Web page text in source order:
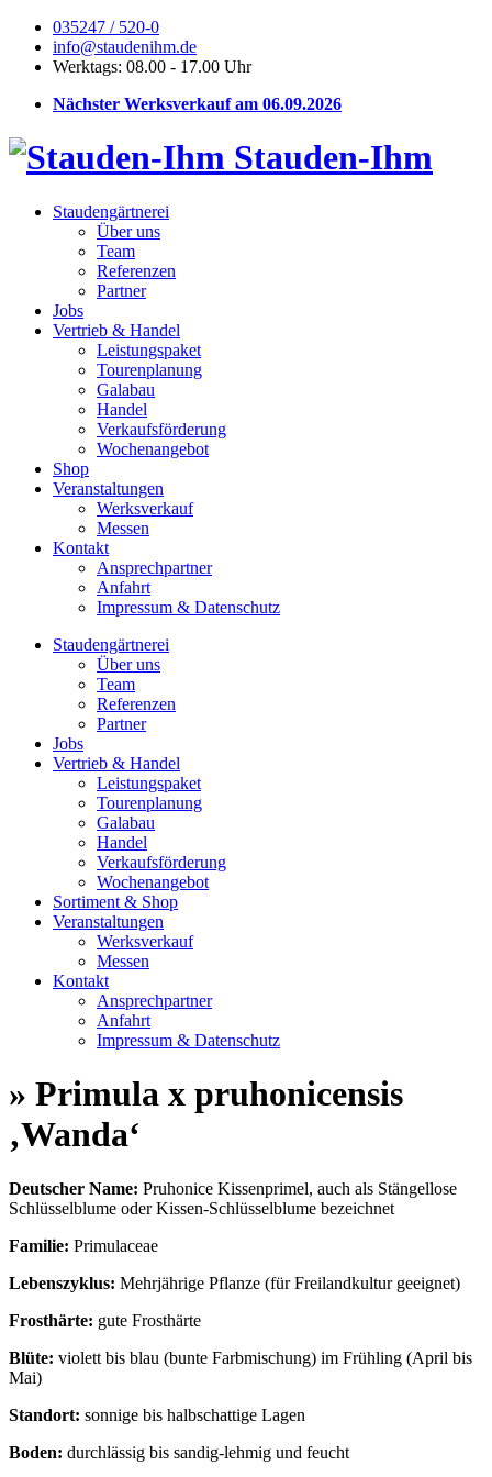
035247 / 520-0
info@staudenihm.de
Werktags: 08.00 - 17.00 Uhr
Nächster Werksverkauf am 06.09.2026
Stauden-Ihm
Staudengärtnerei
Über uns
Team
Referenzen
Partner
Jobs
Vertrieb & Handel
Leistungspaket
Tourenplanung
Galabau
Handel
Verkaufsförderung
Wochenangebot
Shop
Veranstaltungen
Werksverkauf
Messen
Kontakt
Ansprechpartner
Anfahrt
Impressum & Datenschutz
Staudengärtnerei
Über uns
Team
Referenzen
Partner
Jobs
Vertrieb & Handel
Leistungspaket
Tourenplanung
Galabau
Handel
Verkaufsförderung
Wochenangebot
Sortiment & Shop
Veranstaltungen
Werksverkauf
Messen
Kontakt
Ansprechpartner
Anfahrt
Impressum & Datenschutz
» Primula x pruhonicensis
‚Wanda‘
Deutscher Name: Pruhonice Kissenprimel, auch als Stängellose
Schlüsselblume oder Kissen-Schlüsselblume bezeichnet
Familie: Primulaceae
Lebenszyklus: Mehrjährige Pflanze (für Freilandkultur geeignet)
Frosthärte: gute Frosthärte
Blüte: violett bis blau (bunte Farbmischung) im Frühling (April bis
Mai)
Standort: sonnige bis halbschattige Lagen
Boden: durchlässig bis sandig-lehmig und feucht